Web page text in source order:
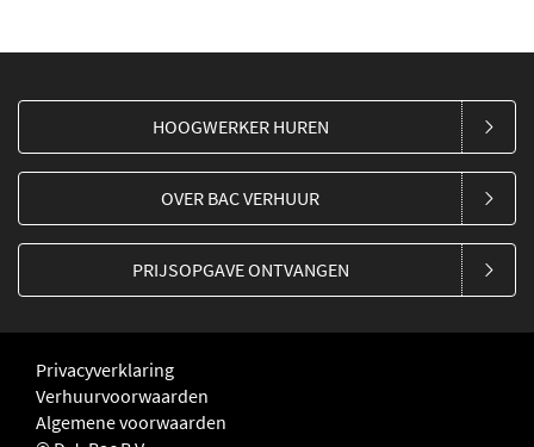
HOOGWERKER HUREN
OVER BAC VERHUUR
PRIJSOPGAVE ONTVANGEN
Privacyverklaring
Verhuurvoorwaarden
Algemene voorwaarden